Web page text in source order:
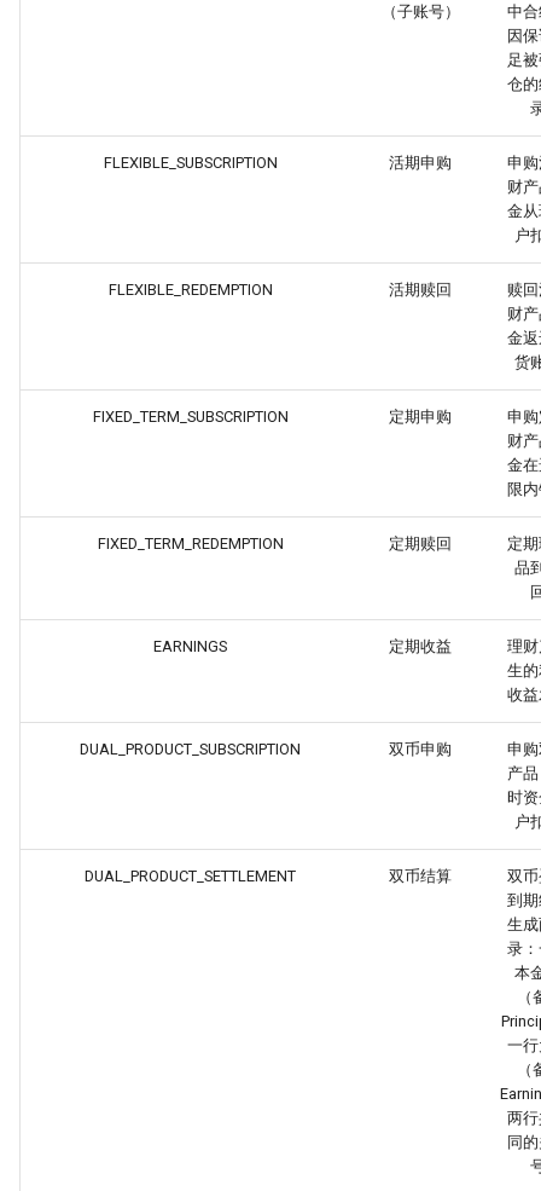
（子账号）
中
因
足
仓
FLEXIBLE_SUBSCRIPTION 活期申购
申
财
金
户
FLEXIBLE_REDEMPTION 活期赎回
赎
财
金
货
FIXED_TERM_SUBSCRIPTION 定期申购
申
财
金
限
FIXED_TERM_REDEMPTION 定期赎回
定
品
EARNINGS 定期收益
理
生
收
DUAL_PRODUCT_SUBSCRIPTION 双币申购
申
产
时
户
DUAL_PRODUCT_SETTLEMENT 双币结算
双
到
生
录
本
一
两
同